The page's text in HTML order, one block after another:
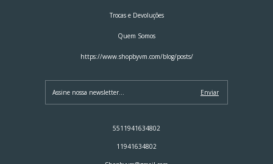
Trocas e Devoluções
Quem Somos
https://www.shopbyvm.com/blog/posts/
5511941634802
11941634802